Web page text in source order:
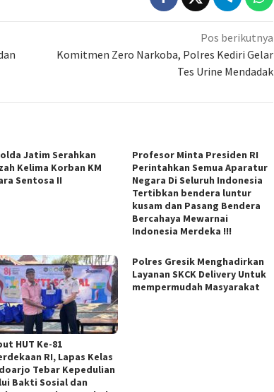
Pos berikutnya
Komitmen Zero Narkoba, Polres Kediri Gelar
Tes Urine Mendadak
Jatim Serahkan
Kelima Korban KM
Sentosa II
Profesor Minta Presiden RI
Perintahkan Semua Aparatur
Negara Di Seluruh Indonesia
Tertibkan bendera luntur
kusam dan Pasang Bendera
Bercahaya Mewarnai
Indonesia Merdeka !!!
HUT Ke-81
RI, Lapas Kelas
Tebar Kepedulian
Bakti Sosial dan
Polres Gresik Menghadirkan
Layanan SKCK Delivery Untuk
mempermudah Masyarakat